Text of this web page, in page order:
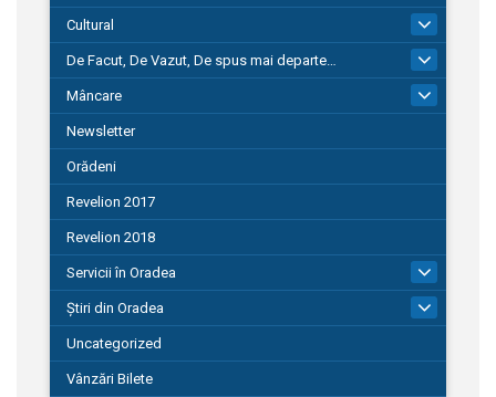
Cultural
De Facut, De Vazut, De spus mai departe…
580
Mâncare
Newsletter
Orădeni
Revelion 2017
Revelion 2018
Servicii în Oradea
Știri din Oradea
Uncategorized
Vânzări Bilete